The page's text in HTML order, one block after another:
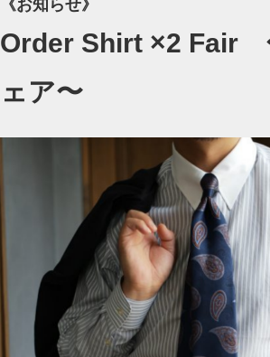
《お知らせ》
Order Shirt ×2 Fair
ェア〜